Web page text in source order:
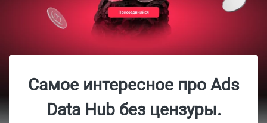
Самое интересное про Ads
Data Hub без цензуры.